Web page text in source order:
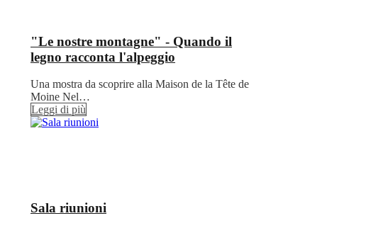
"Le nostre montagne" - Quando il
legno racconta l'alpeggio
Una mostra da scoprire alla Maison de la Tête de
Moine Nel…
Leggi di più
Sala riunioni